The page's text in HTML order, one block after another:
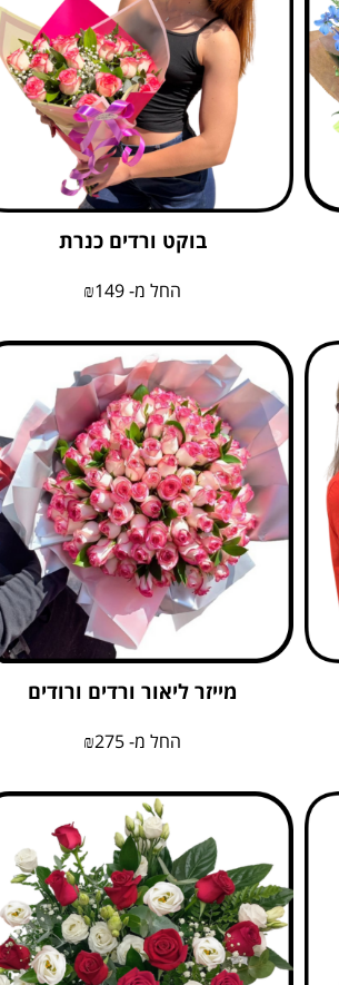
בוקט ורדים כנרת
החל מ- ₪149
מייזר ליאור ורדים ורודים
החל מ- ₪275